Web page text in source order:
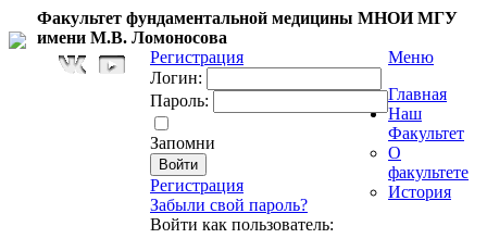
Факультет фундаментальной медицины МНОИ МГУ
имени М.В. Ломоносова
Регистрация
Логин:
Пароль:
Запомни
Регистрация
Забыли свой пароль?
Войти как пользователь:
Меню
Главная
Наш
Факультет
О
факультете
История